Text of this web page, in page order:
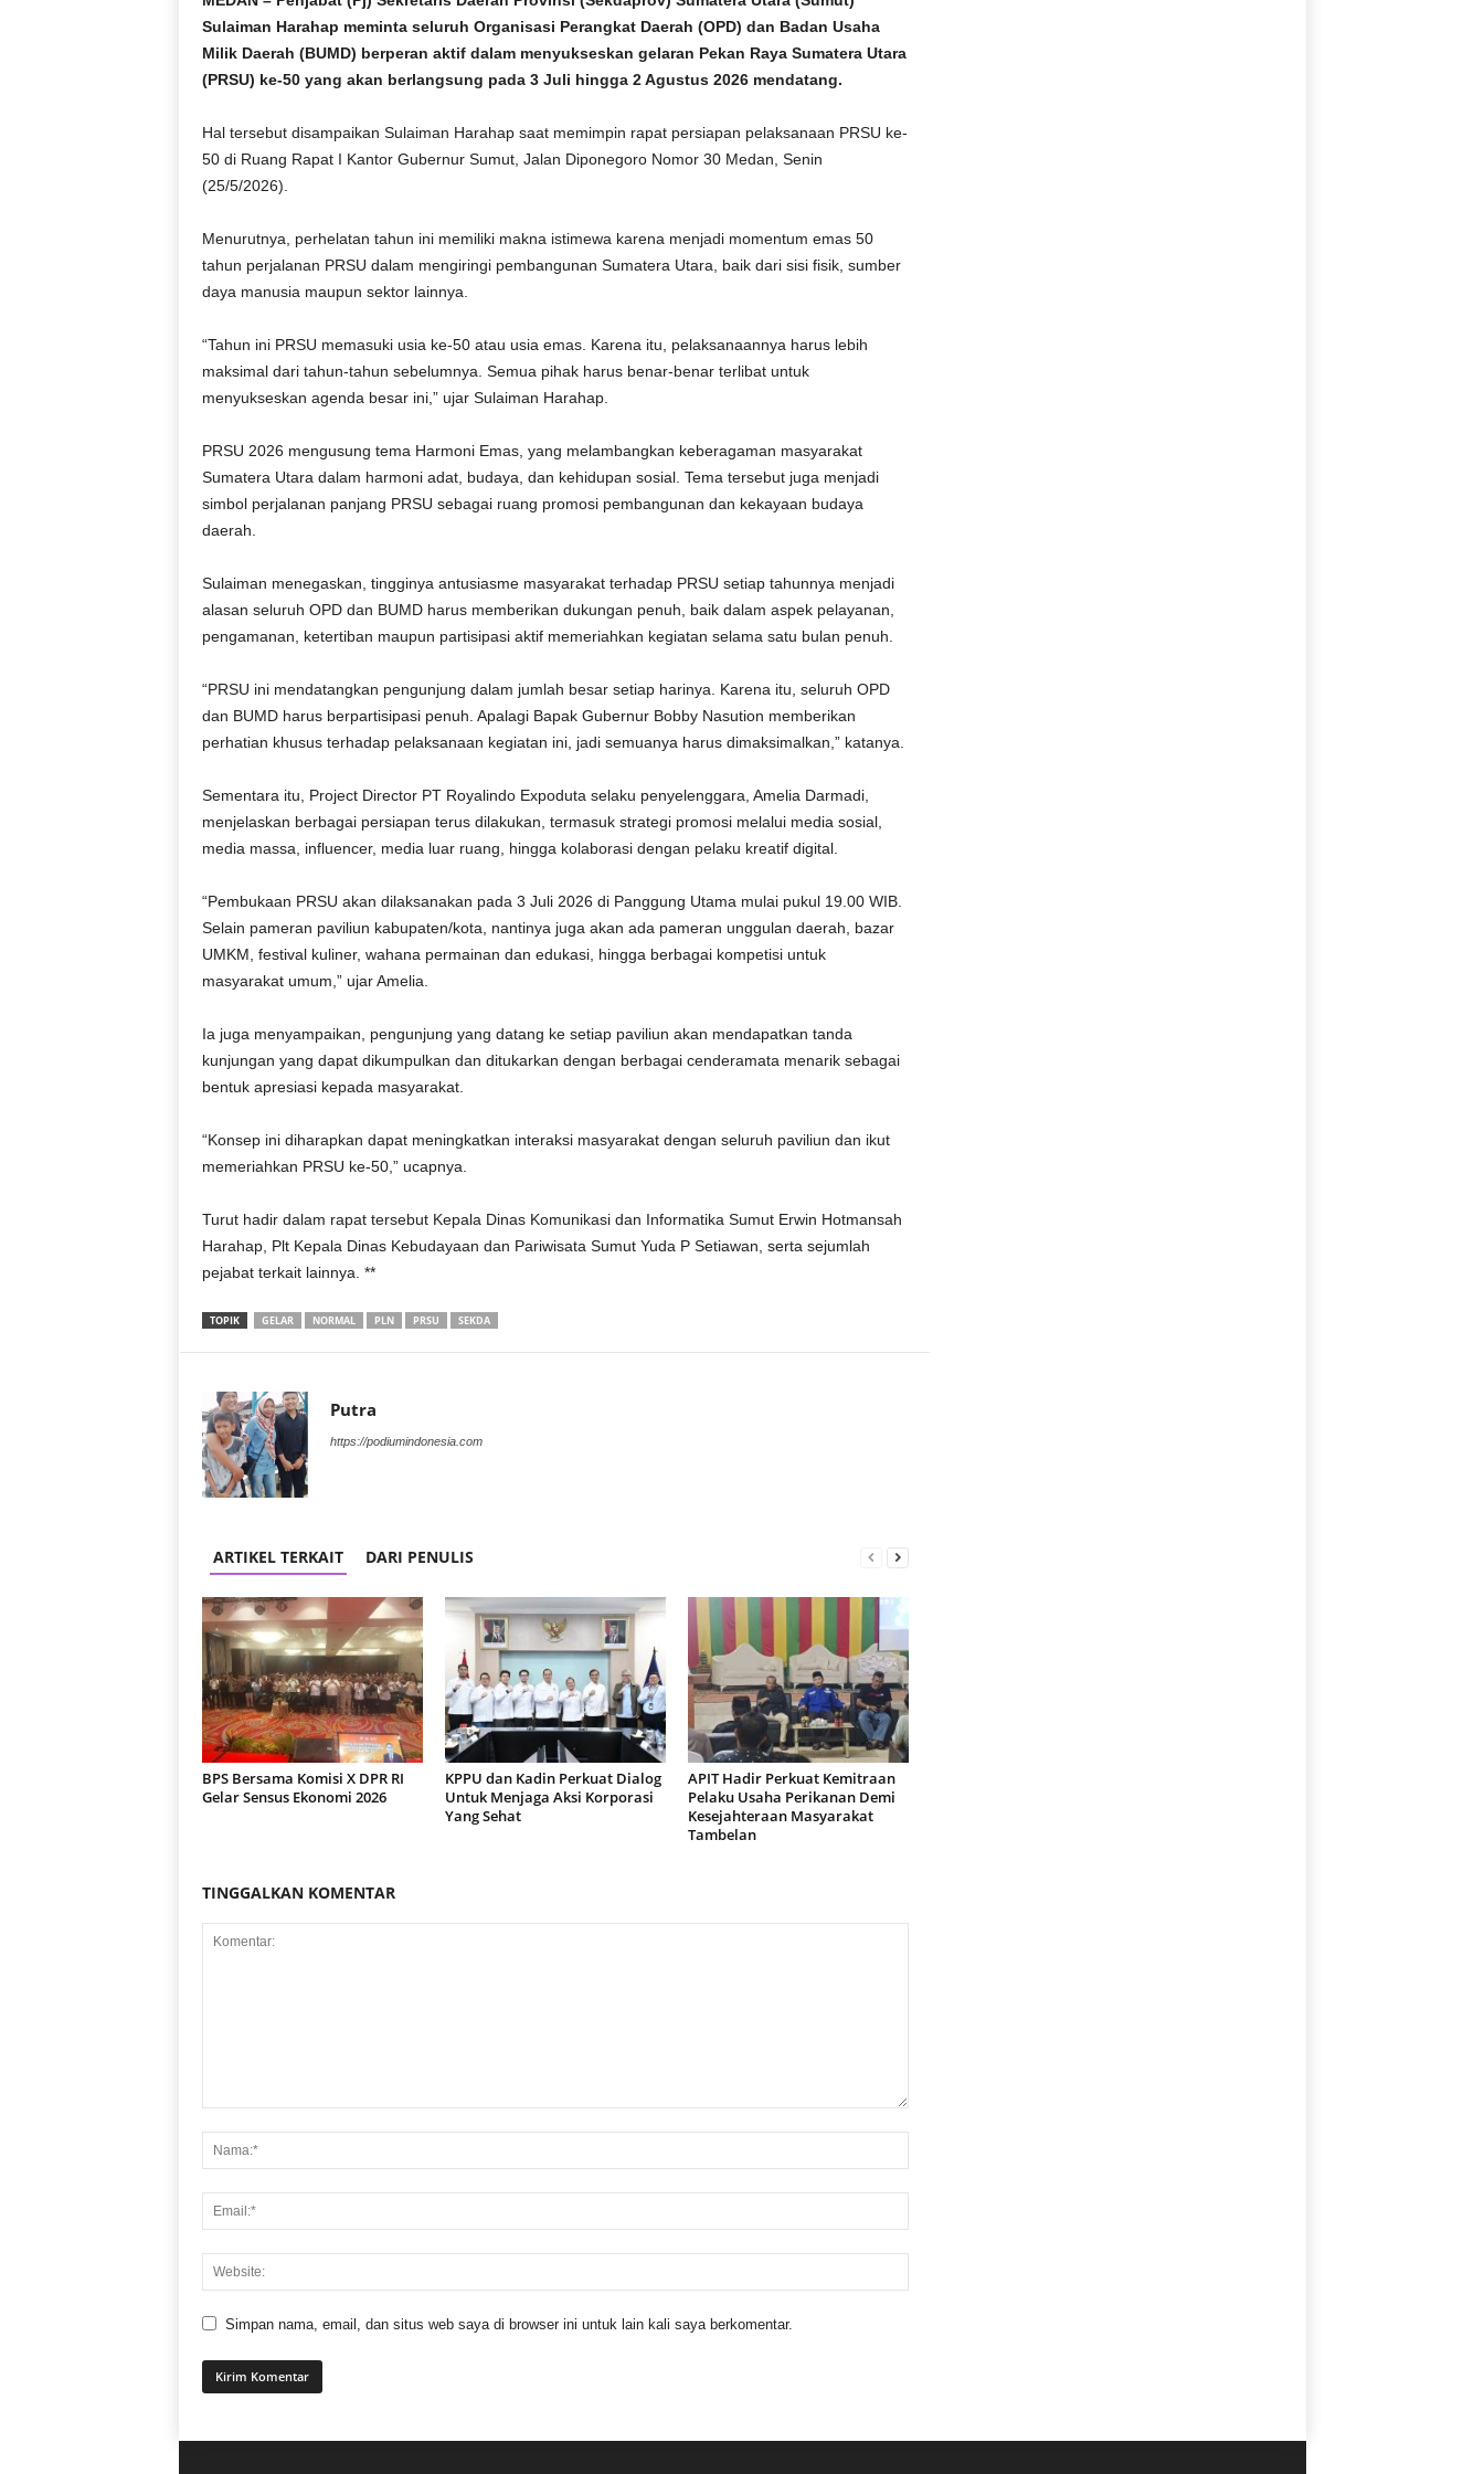
Sulaiman Harahap meminta seluruh Organisasi Perangkat Daerah (OPD) dan Badan Usaha
Milik Daerah (BUMD) berperan aktif dalam menyukseskan gelaran Pekan Raya Sumatera Utara
(PRSU) ke-50 yang akan berlangsung pada 3 Juli hingga 2 Agustus 2026 mendatang.
Hal tersebut disampaikan Sulaiman Harahap saat memimpin rapat persiapan pelaksanaan PRSU ke-
50 di Ruang Rapat I Kantor Gubernur Sumut, Jalan Diponegoro Nomor 30 Medan, Senin
(25/5/2026).
Menurutnya, perhelatan tahun ini memiliki makna istimewa karena menjadi momentum emas 50
tahun perjalanan PRSU dalam mengiringi pembangunan Sumatera Utara, baik dari sisi fisik, sumber
daya manusia maupun sektor lainnya.
“Tahun ini PRSU memasuki usia ke-50 atau usia emas. Karena itu, pelaksanaannya harus lebih
maksimal dari tahun-tahun sebelumnya. Semua pihak harus benar-benar terlibat untuk
menyukseskan agenda besar ini,” ujar Sulaiman Harahap.
PRSU 2026 mengusung tema Harmoni Emas, yang melambangkan keberagaman masyarakat
Sumatera Utara dalam harmoni adat, budaya, dan kehidupan sosial. Tema tersebut juga menjadi
simbol perjalanan panjang PRSU sebagai ruang promosi pembangunan dan kekayaan budaya
daerah.
Sulaiman menegaskan, tingginya antusiasme masyarakat terhadap PRSU setiap tahunnya menjadi
alasan seluruh OPD dan BUMD harus memberikan dukungan penuh, baik dalam aspek pelayanan,
pengamanan, ketertiban maupun partisipasi aktif memeriahkan kegiatan selama satu bulan penuh.
“PRSU ini mendatangkan pengunjung dalam jumlah besar setiap harinya. Karena itu, seluruh OPD
dan BUMD harus berpartisipasi penuh. Apalagi Bapak Gubernur Bobby Nasution memberikan
perhatian khusus terhadap pelaksanaan kegiatan ini, jadi semuanya harus dimaksimalkan,” katanya.
Sementara itu, Project Director PT Royalindo Expoduta selaku penyelenggara, Amelia Darmadi,
menjelaskan berbagai persiapan terus dilakukan, termasuk strategi promosi melalui media sosial,
media massa, influencer, media luar ruang, hingga kolaborasi dengan pelaku kreatif digital.
“Pembukaan PRSU akan dilaksanakan pada 3 Juli 2026 di Panggung Utama mulai pukul 19.00 WIB.
Selain pameran paviliun kabupaten/kota, nantinya juga akan ada pameran unggulan daerah, bazar
UMKM, festival kuliner, wahana permainan dan edukasi, hingga berbagai kompetisi untuk
masyarakat umum,” ujar Amelia.
Ia juga menyampaikan, pengunjung yang datang ke setiap paviliun akan mendapatkan tanda
kunjungan yang dapat dikumpulkan dan ditukarkan dengan berbagai cenderamata menarik sebagai
bentuk apresiasi kepada masyarakat.
“Konsep ini diharapkan dapat meningkatkan interaksi masyarakat dengan seluruh paviliun dan ikut
memeriahkan PRSU ke-50,” ucapnya.
Turut hadir dalam rapat tersebut Kepala Dinas Komunikasi dan Informatika Sumut Erwin Hotmansah
Harahap, Plt Kepala Dinas Kebudayaan dan Pariwisata Sumut Yuda P Setiawan, serta sejumlah
pejabat terkait lainnya. **
TOPIK GELAR NORMAL PLN PRSU SEKDA
Putra
https://podiumindonesia.com
ARTIKEL TERKAIT DARI PENULIS
BPS Bersama Komisi X DPR RI
Gelar Sensus Ekonomi 2026
KPPU dan Kadin Perkuat Dialog
Untuk Menjaga Aksi Korporasi
Yang Sehat
APIT Hadir Perkuat Kemitraan
Pelaku Usaha Perikanan Demi
Kesejahteraan Masyarakat
Tambelan
TINGGALKAN KOMENTAR
Simpan nama, email, dan situs web saya di browser ini untuk lain kali saya berkomentar.